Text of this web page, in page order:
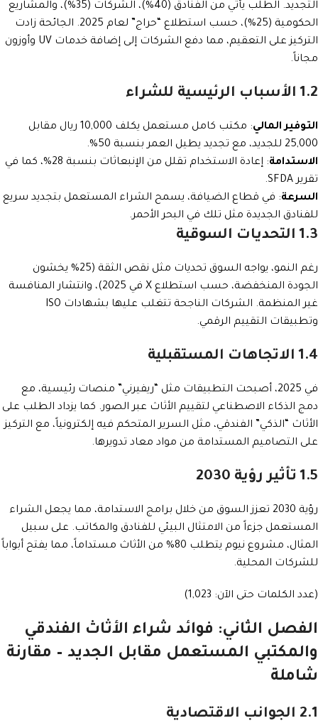
التجديد. الطلب يأتي من الفنادق (40%)، الشركات (35%)، والمشاريع
الحكومية (25%)، حسب استطلاع “حراج” لعام 2025. الجائحة زادت
التركيز على التعقيم، مما دفع الشركات إلى إضافة خدمات UV وأوزون
مجاناً.
1.2 الأسباب الرئيسية للشراء
التوفير المالي
: مكتب كامل مستعمل يكلف 10,000 ريال مقابل
25,000 للجديد، مع تجديد يطيل العمر بنسبة 50%.
الاستدامة
: إعادة الاستخدام تقلل من الإنبعاثات بنسبة 28%، كما في
تقرير SFDA.
السرعة: في قطاع الضيافة، يسمح الشراء المستعمل بتجديد سريع
للفنادق الجديدة مثل تلك في البحر الأحمر.
1.3 التحديات السوقية
رغم النمو، يواجه السوق تحديات مثل نقص الثقة (25% يخشون
الجودة المنخفضة، حسب استطلاع X في 2025)، وانتشار المنافسة
غير المنظمة. الشركات الناجحة تتغلب عليها بشهادات ISO
وتطبيقات التقييم الرقمي.
1.4 الاتجاهات المستقبلية
في 2025، أصبحت التطبيقات مثل “ريفيرني” منصات رئيسية، مع
دمج الذكاء الاصطناعي لتقييم الأثاث عبر الصور. كما يزداد الطلب على
الأثاث “الذكي” الفندقي، مثل السرير المتحكم فيه إلكترونياً، مع التركيز
على التصاميم المستدامة من مواد معاد تدويرها.
1.5 تأثير رؤية 2030
رؤية 2030 تعزز السوق من خلال برامج الاستدامة، مما يجعل الشراء
المستعمل جزءاً من الامتثال البيئي للفنادق والمكاتب. على سبيل
المثال، مشروع نيوم يتطلب 80% من الأثاث مستداماً، مما يفتح أبواباً
للشركات المحلية.
(عدد الكلمات حتى الآن: 1,023)
الفصل الثاني: فوائد شراء الأثاث الفندقي
والمكتبي المستعمل مقابل الجديد – مقارنة
شاملة
2.1 الجوانب الاقتصادية